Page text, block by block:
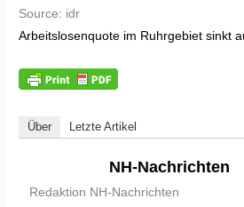
Source: idr
Arbeitslosenquote im Ruhrgebiet sinkt
Über Letzte Artikel
NH-Nachrichten
Redaktion NH-Nachrichten